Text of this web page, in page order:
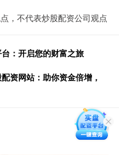
，不代表炒股配资公司观点
：开启您的财富之旅
资网站：助你资金倍增，